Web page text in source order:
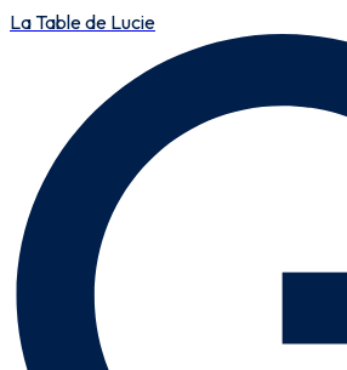
La Table de Lucie